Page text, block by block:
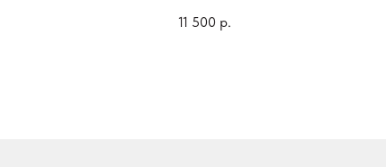
18 х 25 см
11 500 р.